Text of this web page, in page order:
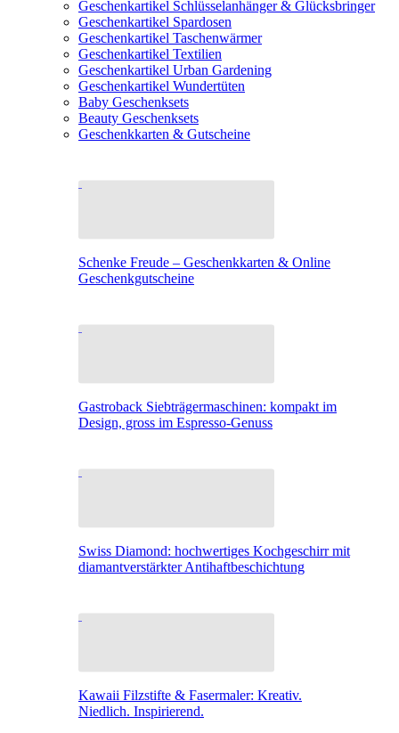
Geschenkartikel Schlüsselanhänger & Glücksbringer
Geschenkartikel Spardosen
Geschenkartikel Taschenwärmer
Geschenkartikel Textilien
Geschenkartikel Urban Gardening
Geschenkartikel Wundertüten
Baby Geschenksets
Beauty Geschenksets
Geschenkkarten & Gutscheine
Schenke Freude – Geschenkkarten & Online
Geschenkgutscheine
Gastroback Siebträgermaschinen: kompakt im
Design, gross im Espresso-Genuss
Swiss Diamond: hochwertiges Kochgeschirr mit
diamantverstärkter Antihaftbeschichtung
Kawaii Filzstifte & Fasermaler: Kreativ.
Niedlich. Inspirierend.